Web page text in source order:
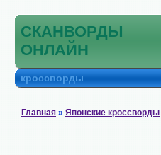
СКАНВОРДЫ
ОНЛАЙН
кроссворды
Главная » Японские кроссворды